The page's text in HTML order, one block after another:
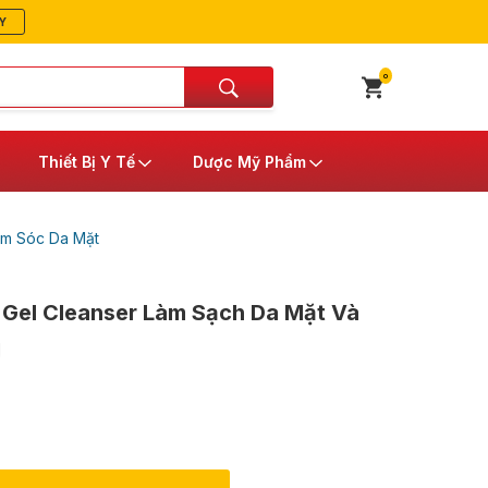
0
Thiết Bị Y Tế Dược Mỹ Phẩm
Sóc Da Mặt
Cleanser Làm Sạch Da Mặt Và